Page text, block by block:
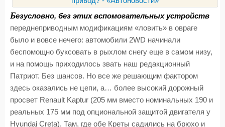
Безусловно, без этих вспомогательных устройств
переднеприводным модификациям «ловить» в овраге
было и вовсе нечего: автомобили 2WD начинали
беспомощно буксовать в рыхлом снегу еще в самом низу,
и на помощь приходилось звать наш редакционный
Патриот. Без шансов. Но все же решающим фактором
здесь оказались не цепи, а… более высокий дорожный
просвет Renault Kaptur (205 мм вместо номинальных 190 и
реальных 175 мм под опциональной защитой двигателя у
Hyundai Creta). Там, где обе Креты садились на брюхо и